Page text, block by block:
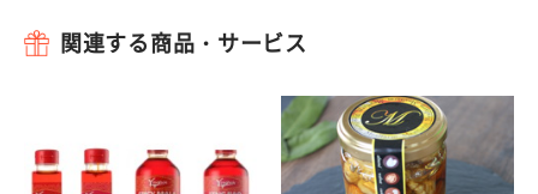
関連する商品・サービス